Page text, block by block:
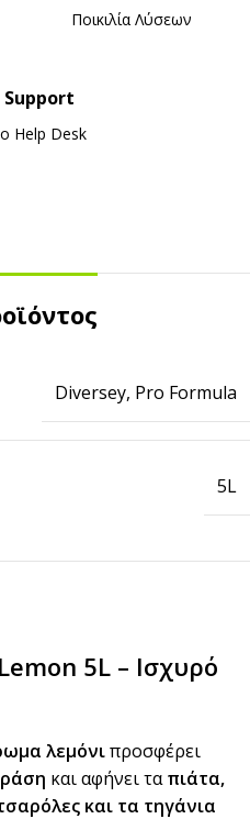
Ποικιλία Λύσεων
Ηelp Desk
Diversey, Pro Formula
5L
5L – Ισχυρό
λεμόνιπροσφέρει
και αφήνει ταπιάτα,
και τα τηγάνια